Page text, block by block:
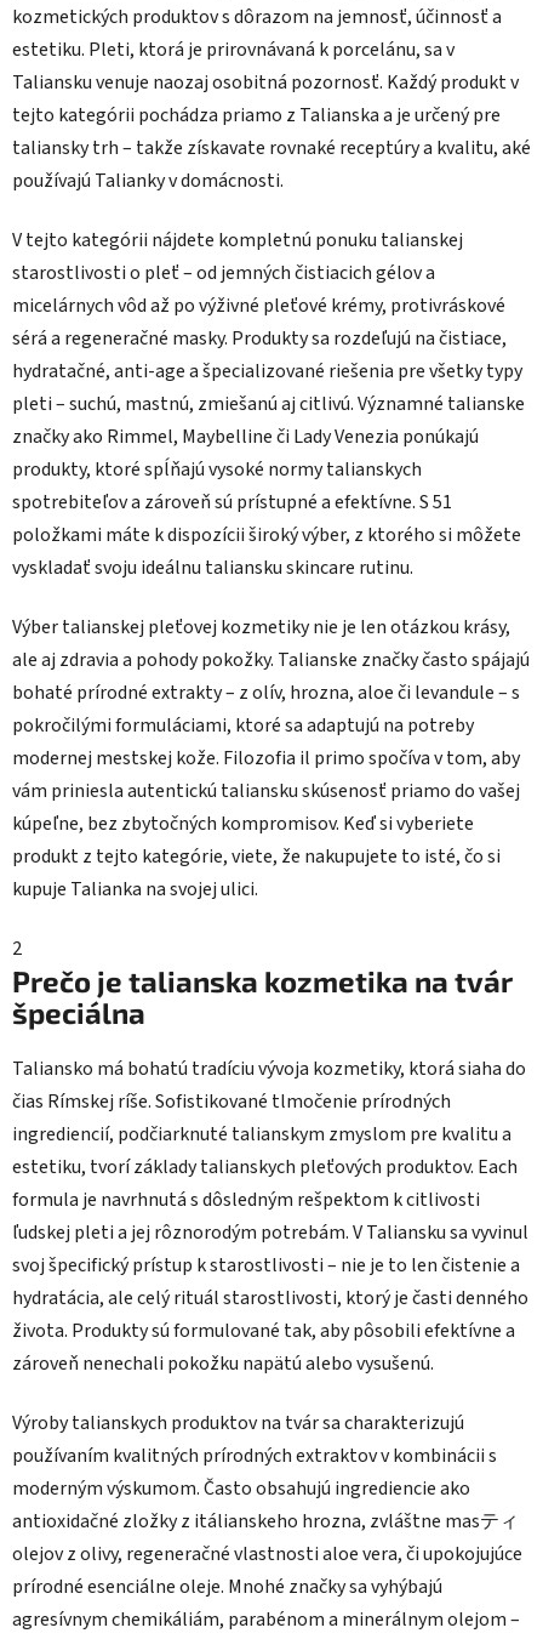
kozmetických produktov s dôrazom na jemnosť, účinnosť a
estetiku. Pleti, ktorá je prirovnávaná k porcelánu, sa v
Taliansku venuje naozaj osobitná pozornosť. Každý produkt v
tejto kategórii pochádza priamo z Talianska a je určený pre
taliansky trh – takže získavate rovnaké receptúry a kvalitu, aké
používajú Talianky v domácnosti.
V tejto kategórii nájdete kompletnú ponuku talianskej
starostlivosti o pleť – od jemných čistiacich gélov a
micelárnych vôd až po výživné pleťové krémy, protivráskové
sérá a regeneračné masky. Produkty sa rozdeľujú na čistiace,
hydratačné, anti-age a špecializované riešenia pre všetky typy
pleti – suchú, mastnú, zmiešanú aj citlivú. Významné talianske
značky ako Rimmel, Maybelline či Lady Venezia ponúkajú
produkty, ktoré spĺňajú vysoké normy talianskych
spotrebiteľov a zároveň sú prístupné a efektívne. S 51
položkami máte k dispozícii široký výber, z ktorého si môžete
vyskladať svoju ideálnu taliansku skincare rutinu.
Výber talianskej pleťovej kozmetiky nie je len otázkou krásy,
ale aj zdravia a pohody pokožky. Talianske značky často spájajú
bohaté prírodné extrakty – z olív, hrozna, aloe či levandule – s
pokročilými formuláciami, ktoré sa adaptujú na potreby
modernej mestskej kože. Filozofia il primo spočíva v tom, aby
vám priniesla autentickú taliansku skúsenosť priamo do vašej
kúpeľne, bez zbytočných kompromisov. Keď si vyberiete
produkt z tejto kategórie, viete, že nakupujete to isté, čo si
kupuje Talianka na svojej ulici.
2
Prečo je talianska kozmetika na tvár
špeciálna
Taliansko má bohatú tradíciu vývoja kozmetiky, ktorá siaha do
čias Rímskej ríše. Sofistikované tlmočenie prírodných
ingrediencií, podčiarknuté talianskym zmyslom pre kvalitu a
estetiku, tvorí základy talianskych pleťových produktov. Each
formula je navrhnutá s dôsledným rešpektom k citlivosti
ľudskej pleti a jej rôznorodým potrebám. V Taliansku sa vyvinul
svoj špecifický prístup k starostlivosti – nie je to len čistenie a
hydratácia, ale celý rituál starostlivosti, ktorý je časti denného
života. Produkty sú formulované tak, aby pôsobili efektívne a
zároveň nenechali pokožku napätú alebo vysušenú.
Výroby talianskych produktov na tvár sa charakterizujú
používaním kvalitných prírodných extraktov v kombinácii s
moderným výskumom. Často obsahujú ingrediencie ako
antioxidačné zložky z itálianskeho hrozna, zvláštne masティ
olejov z olivy, regeneračné vlastnosti aloe vera, či upokojujúce
prírodné esenciálne oleje. Mnohé značky sa vyhýbajú
agresívnym chemikáliám, parabénom a minerálnym olejom –